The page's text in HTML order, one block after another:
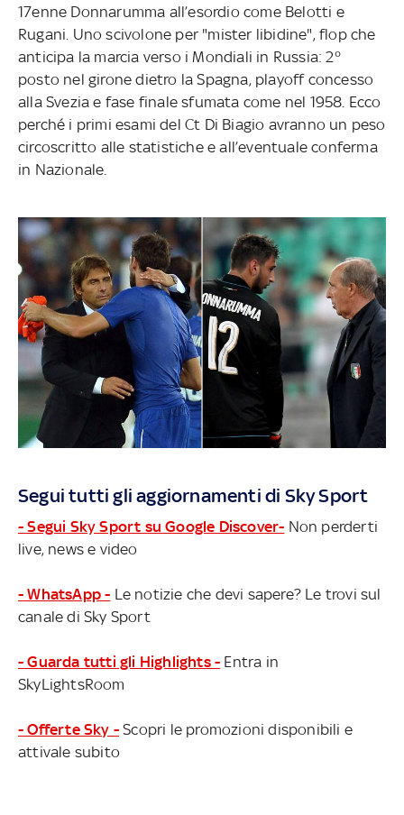
17enne Donnarumma all’esordio come Belotti e
Rugani. Uno scivolone per "mister libidine", flop che
anticipa la marcia verso i Mondiali in Russia: 2°
posto nel girone dietro la Spagna, playoff concesso
alla Svezia e fase finale sfumata come nel 1958. Ecco
perché i primi esami del Ct Di Biagio avranno un peso
circoscritto alle statistiche e all’eventuale conferma
in Nazionale.
Segui tutti gli aggiornamenti di Sky Sport
- Segui Sky Sport su Google Discover- Non perderti
live, news e video
- WhatsApp - Le notizie che devi sapere? Le trovi sul
canale di Sky Sport
- Guarda tutti gli Highlights - Entra in
SkyLightsRoom
- Offerte Sky - Scopri le promozioni disponibili e
attivale subito